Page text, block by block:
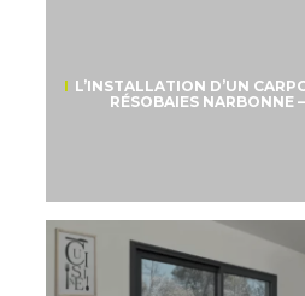
L’INSTALLATION D’UN
RÉSOBAIES NARBONNE